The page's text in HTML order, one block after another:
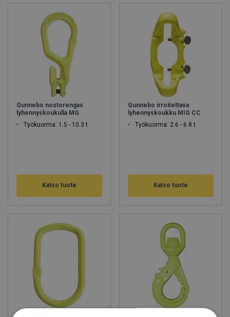
Gunnebo nostorengas
lyhennyskoukulla MG
Työkuorma: 1.5 - 10.3 t
Katso tuote
Gunnebo irroitettava
lyhennyskoukku MIG CC
Työkuorma: 2.6 - 6.8 t
Katso tuote